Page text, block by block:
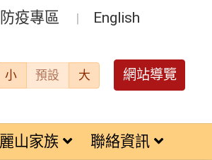
防疫專區 English
小 預設 大 網站導覽
麗山家族 聯絡資訊